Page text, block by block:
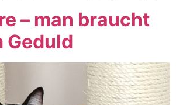
– man braucht
Geduld